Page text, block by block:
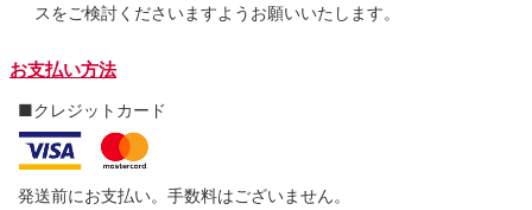
スをご検討くださいますようお願いいたします。
お支払い方法
■クレジットカード
発送前にお支払い。手数料はございません。